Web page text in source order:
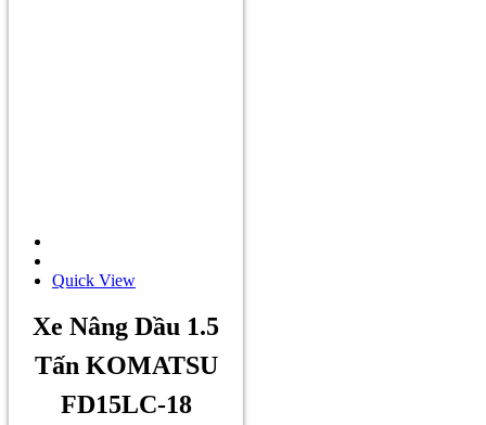
Quick View
Xe Nâng Dầu 1.5
Tấn KOMATSU
FD15LC-18